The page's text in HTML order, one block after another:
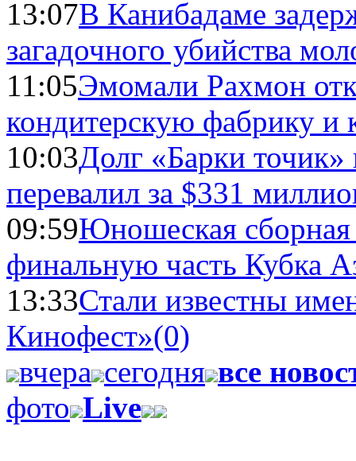
13:07В Канибадаме
загадочного убийства
11:05Эмомали Рахмон
кондитерскую фабрику и
10:03Долг «Барки
перевалил за $331
09:59Юношеская
финальную часть Кубка
13:33Стали известны
Кинофест»(0)
вчера сегодня все
фото Live